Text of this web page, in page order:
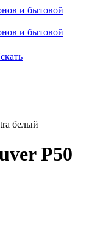
белый
P50